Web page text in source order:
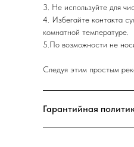
3. Не используйте для
4. Избегайте контакта
комнатной температуре.
5.По возможности не
Следуя этим простым
Гарантийная